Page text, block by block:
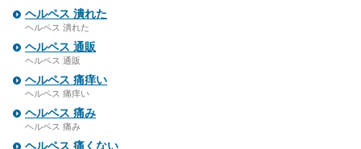
ヘルペス 潰れた
ヘルペス 潰れた
ヘルペス 通販
ヘルペス 通販
ヘルペス 痛痒い
ヘルペス 痛痒い
ヘルペス 痛み
ヘルペス 痛み
ヘルペス 痛くない